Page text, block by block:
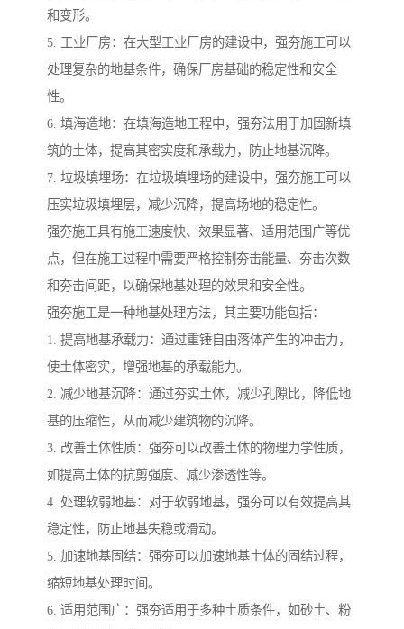
和变形。
5. 工业厂房：在大型工业厂房的建设中，强夯施工可以
处理复杂的地基条件，确保厂房基础的稳定性和安全
性。
6. 填海造地：在填海造地工程中，强夯法用于加固新填
筑的土体，提高其密实度和承载力，防止地基沉降。
7. 垃圾填埋场：在垃圾填埋场的建设中，强夯施工可以
压实垃圾填埋层，减少沉降，提高场地的稳定性。
强夯施工具有施工速度快、效果显著、适用范围广等优
点，但在施工过程中需要严格控制夯击能量、夯击次数
和夯击间距，以确保地基处理的效果和安全性。
强夯施工是一种地基处理方法，其主要功能包括：
1. 提高地基承载力：通过重锤自由落体产生的冲击力，
使土体密实，增强地基的承载能力。
2. 减少地基沉降：通过夯实土体，减少孔隙比，降低地
基的压缩性，从而减少建筑物的沉降。
3. 改善土体性质：强夯可以改善土体的物理力学性质，
如提高土体的抗剪强度、减少渗透性等。
4. 处理软弱地基：对于软弱地基，强夯可以有效提高其
稳定性，防止地基失稳或滑动。
5. 加速地基固结：强夯可以加速地基土体的固结过程，
缩短地基处理时间。
6. 适用范围广：强夯适用于多种土质条件，如砂土、粉